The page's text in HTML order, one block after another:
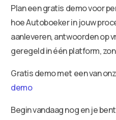
Plan een gratis demo voor
hoe Autoboeker in jouw
aanleveren, antwoorden op
geregeld in één platform,
Gratis demo met een van
demo
Begin vandaag nog en je